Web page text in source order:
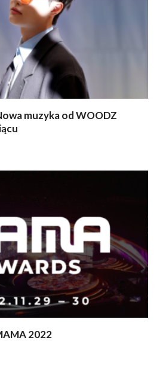
muzyka od WOODZ
2022